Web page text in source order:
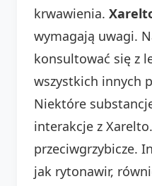
krwawienia.
wymagają uwagi.
konsultować się z
wszystkich innych
Niektóre
interakcje z
przeciwgrzybicze.
jak rytonawir,